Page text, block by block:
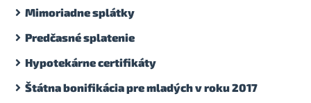
Mimoriadne splátky
Predčasné splatenie
Hypotekárne certifikáty
Štátna bonifikácia pre mladých v roku 2017